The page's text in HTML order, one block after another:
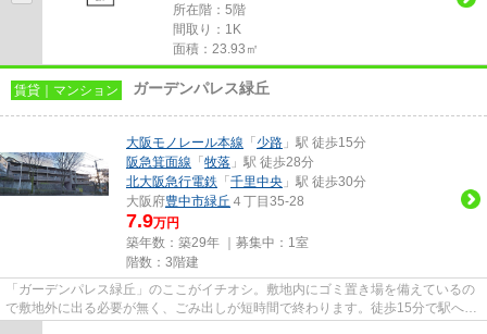
所在階：5階
間取り：1K
面積：23.93㎡
賃貸｜マンション ガーデンパレス緑丘
大阪モノレール本線 「 少路 」駅 徒歩15分
阪急箕面線 「 牧落 」駅 徒歩28分
北大阪急行電鉄 「 千里中央 」駅 徒歩30分
大阪府豊中市緑丘 ４丁目35-28
7.9万円
築年数：築29年 ｜募集中： 1室
階数：3階建
「ガーデンパレス緑丘」のここがイチオシ。敷地内にゴミ置き場を備えているの
で敷地外に出る必要が無く、ごみ出しが短時間で終わります。徒歩15分で駅への